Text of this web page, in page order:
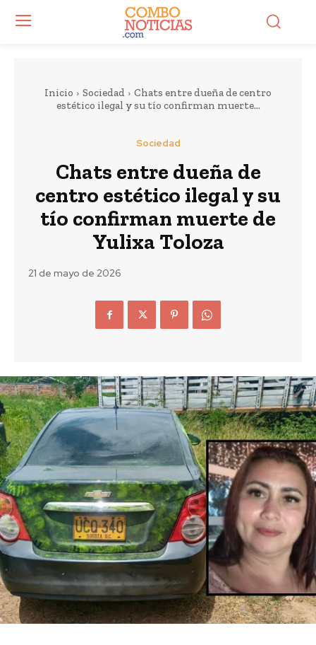
Inicio Sociedad
Chats entre dueña de centro
estético ilegal y su tío confirman muerte...
Sociedad
Chats entre dueña de
centro estético ilegal y su
tío confirman muerte de
Yulixa Toloza
21 de mayo de 2026